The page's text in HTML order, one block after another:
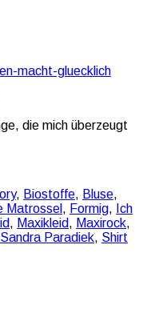
die mich überzeugt
, Biostoffe, Bluse,
Matrossel , Formig, Ich
, Maxikleid, Maxirock,
Sandra Paradiek, Shirt